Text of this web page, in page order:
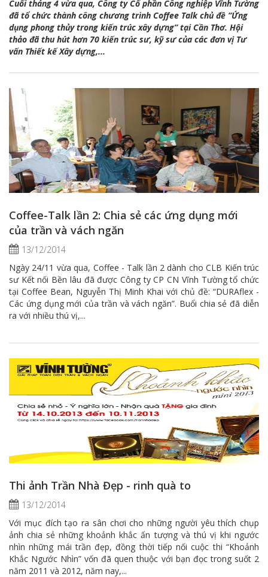
Cuối tháng 4 vừa qua, Công ty Cổ phần Công nghiệp Vĩnh Tường
đã tổ chức thành công chương trình Coffee Talk chủ đề “Ứng
dụng phong thủy trong kiến trúc xây dựng” tại Cần Thơ. Hội
thảo đã thu hút hơn 70 kiến trúc sư, kỹ sưcủa các đơn vị Tư
vấn Thiết kế Xây dựng,...
Coffee-Talk lần 2: Chia sẻ các ứng dụng mới
của trần và vách ngăn
13/12/2014
Ngày 24/11 vừa qua, Coffee - Talk lần 2 dành cho CLB Kiến trúc
sư Kết nối Bền lâu đã được Công ty CP CN Vĩnh Tường tổ chức
tại Coffee Bean, Nguyễn Thị Minh Khai với chủ đề: “DURAflex -
Các ứng dụng mới của trần và vách ngăn”. Buổi chia sẻ đã diễn
ra với nhiều thú vị,...
Thi ảnh Trần Nhà Đẹp - rinh quà to
13/12/2014
Với mục đích tạo ra sân chơi cho những người yêu thích chụp
ảnh chia sẻ những khoảnh khắc ấn tượng và thú vị khi ngước
nhìn những mái trần đẹp, đồng thời tiếp nối cuộc thi “Khoảnh
Khắc Ngước Nhìn” vốn đã quen thuộc với bạn đọc trong suốt 2
năm 2011 và 2012, năm nay,...